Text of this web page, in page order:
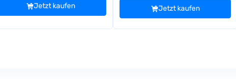
Jetzt kaufen Jetzt kaufen